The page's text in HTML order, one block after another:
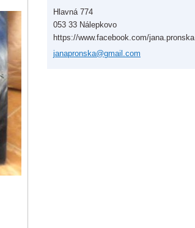
Hlavná 774
053 33 Nálepkovo
https://www.facebook.com/jana.pronska
janapronska@gmai l.com